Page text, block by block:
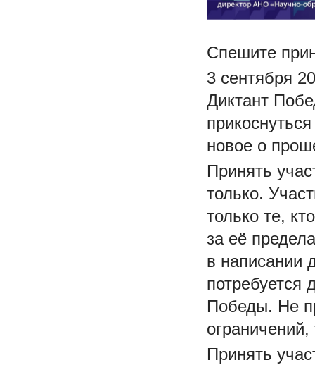
Спешите
3 сентября
Диктант
новое о
Принять
только.
только те,
за её
в написании
потребуется
Победы. Не
Принять